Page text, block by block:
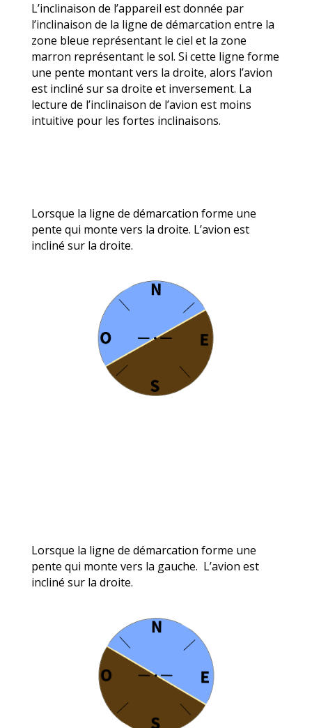
L’inclinaison de l’appareil est donnée par
l’inclinaison de la ligne de démarcation entre la
zone bleue représentant le ciel et la zone
marron représentant le sol. Si cette ligne forme
une pente montant vers la droite, alors l’avion
est incliné sur sa droite et inversement. La
lecture de l’inclinaison de l’avion est moins
intuitive pour les fortes inclinaisons.
Lorsque la ligne de démarcation forme une
pente qui monte vers la droite. L’avion est
incliné sur la droite.
Lorsque la ligne de démarcation forme une
pente qui monte vers la gauche. L’avion est
incliné sur la droite.